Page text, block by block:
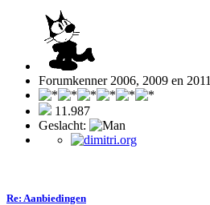
Forumkenner 2006, 2009 en 2011
11.987
Geslacht:
Re: Aanbiedingen